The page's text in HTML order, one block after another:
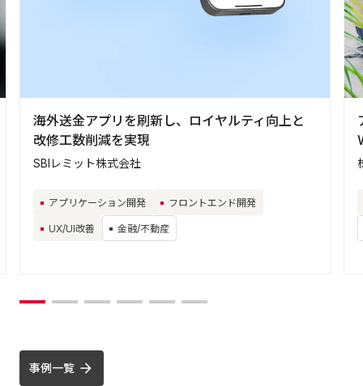
海外送金アプリを刷新し、ロイヤルティ向上と
改修工数削減を実現
SBIレミット株式会社
アプリケーション開発 フロントエンド開発
UX/UI改善 金融/不動産
事例一覧